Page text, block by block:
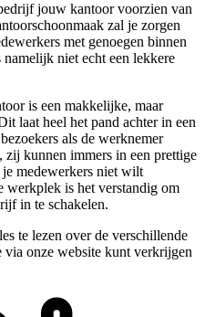
jouw kantoor voorzien van
zal je zorgen
met genoegen binnen
niet echt een lekkere
is een makkelijke, maar
laat heel het pand achter in een
als de werknemer
kunnen immers in een prettige
medewerkers niet wilt
werkplek is het verstandig om
in te schakelen.
te lezen over de verschillende
via onze website kunt verkrijgen